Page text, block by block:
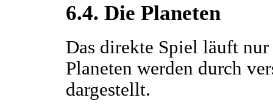
6.4. Die Planeten
Das direkte Spiel läuft nur
Planeten werden durch
dargestellt.